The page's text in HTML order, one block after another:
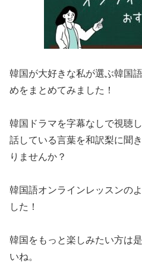
韓国が大好きな私が選ぶ韓国
めをまとめてみました！
韓国ドラマを字幕なしで視聴
話している言葉を和訳梨に聞
りませんか？
韓国語オンラインレッスンの
した！
韓国をもっと楽しみたい方は
いね。